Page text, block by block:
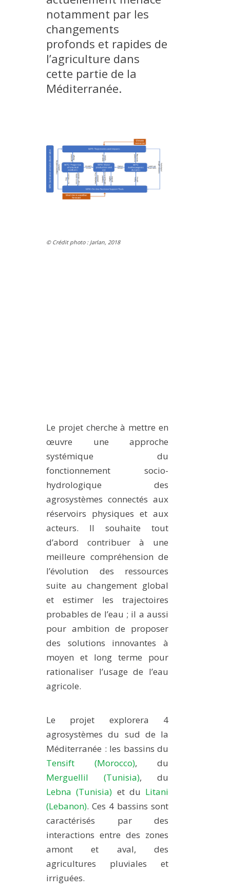
notamment par les
changements
profonds et rapides de
l’agriculture dans
cette partie de la
Méditerranée.
© Crédit photo : Jarlan, 2018
Le projet cherche à mettre en
œuvre une approche
systémique du
fonctionnement socio-
hydrologique des
agrosystèmes connectés aux
réservoirs physiques et aux
acteurs. Il souhaite tout
d’abord contribuer à une
meilleure compréhension de
l’évolution des ressources
suite au changement global
et estimer les trajectoires
probables de l’eau ; il a aussi
pour ambition de proposer
des solutions innovantes à
moyen et long terme pour
rationaliser l’usage de l’eau
agricole.
Le projet explorera 4
agrosystèmes du sud de la
Méditerranée : les bassins du
Tensift (Morocco), du
Merguellil (Tunisia), du
Lebna (Tunisia) et du Litani
(Lebanon). Ces 4 bassins sont
caractérisés par des
interactions entre des zones
amont et aval, des
agricultures pluviales et
irriguées.